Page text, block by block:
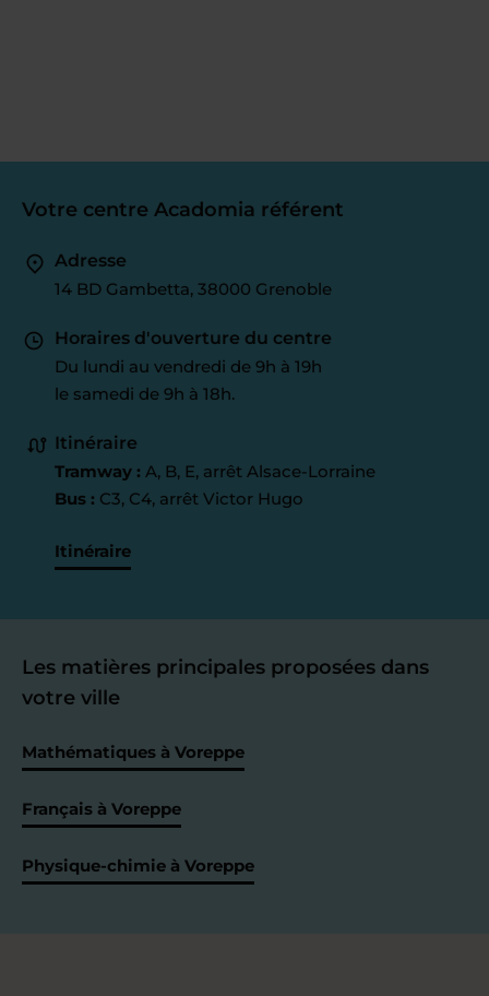
Votre centre Acadomia référent
Adresse
14 BD Gambetta, 38000 Grenoble
Horaires d'ouverture du centre
Du lundi au vendredi de 9h à 19h
le samedi de 9h à 18h.
Itinéraire
Tramway : A, B, E, arrêt Alsace-Lorraine
Bus : C3, C4, arrêt Victor Hugo
Itinéraire
Les matières principales proposées dans
votre ville
Mathématiques à Voreppe
Français à Voreppe
Physique-chimie à Voreppe